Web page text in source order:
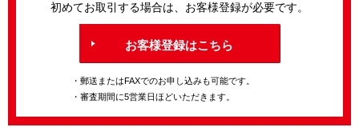
初めてお取引する場合は、お客様登録が必要です。
お客様登録はこちら
・郵送またはFAXでのお申し込みも可能です。
・審査期間に5営業日ほどいただきます。